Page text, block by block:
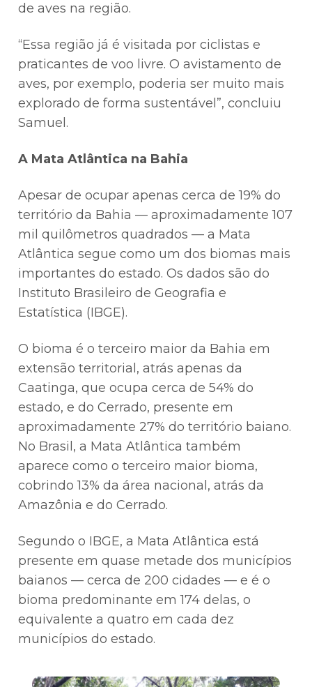
de aves na região.
“Essa região já é visitada por ciclistas e
praticantes de voo livre. O avistamento de
aves, por exemplo, poderia ser muito mais
explorado de forma sustentável”, concluiu
Samuel.
A Mata Atlântica na Bahia
Apesar de ocupar apenas cerca de 19% do
território da Bahia — aproximadamente 107
mil quilômetros quadrados — a Mata
Atlântica segue como um dos biomas mais
importantes do estado. Os dados são do
Instituto Brasileiro de Geografia e
Estatística (IBGE).
O bioma é o terceiro maior da Bahia em
extensão territorial, atrás apenas da
Caatinga, que ocupa cerca de 54% do
estado, e do Cerrado, presente em
aproximadamente 27% do território baiano.
No Brasil, a Mata Atlântica também
aparece como o terceiro maior bioma,
cobrindo 13% da área nacional, atrás da
Amazônia e do Cerrado.
Segundo o IBGE, a Mata Atlântica está
presente em quase metade dos municípios
baianos — cerca de 200 cidades — e é o
bioma predominante em 174 delas, o
equivalente a quatro em cada dez
municípios do estado.